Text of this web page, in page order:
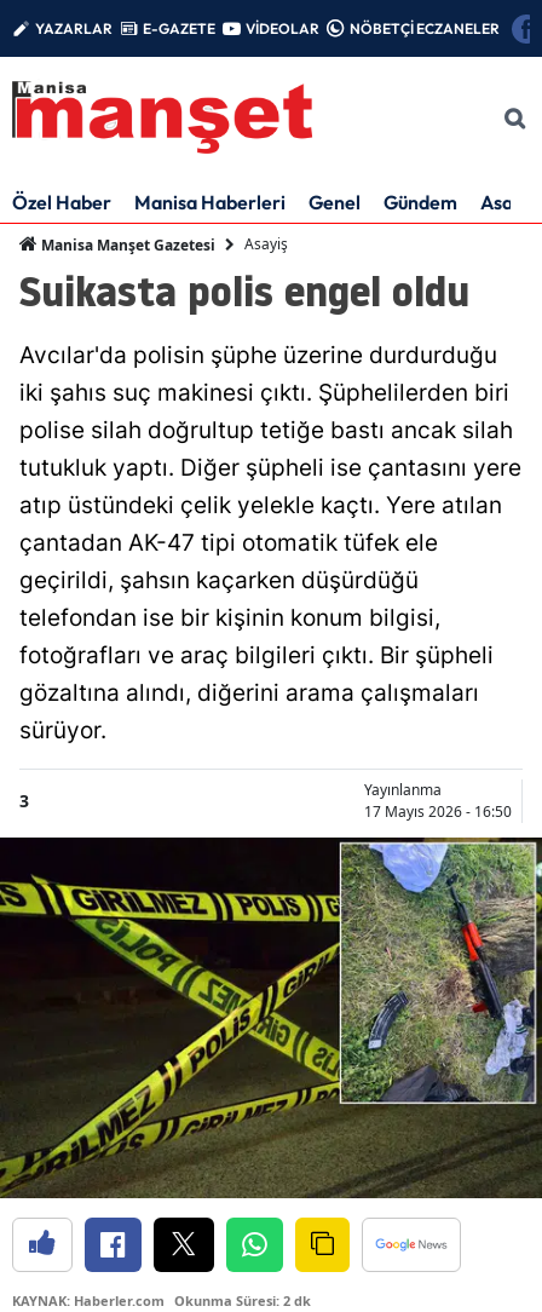
YAZARLAR E-GAZETE VİDEOLAR NÖBETÇİ ECZANELER
Özel Haber Manisa Haberleri Genel Gündem Asayiş
Manisa Manşet Gazetesi Asayiş
Suikasta polis engel oldu
Avcılar'da polisin şüphe üzerine durdurduğu
iki şahıs suç makinesi çıktı. Şüphelilerden biri
polise silah doğrultup tetiğe bastı ancak silah
tutukluk yaptı. Diğer şüpheli ise çantasını yere
atıp üstündeki çelik yelekle kaçtı. Yere atılan
çantadan AK-47 tipi otomatik tüfek ele
geçirildi, şahsın kaçarken düşürdüğü
telefondan ise bir kişinin konum bilgisi,
fotoğrafları ve araç bilgileri çıktı. Bir şüpheli
gözaltına alındı, diğerini arama çalışmaları
sürüyor.
3
Yayınlanma
17 Mayıs 2026 - 16:50
KAYNAK: Haberler.com Okunma Süresi: 2 dk